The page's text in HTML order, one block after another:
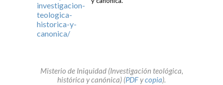
Misterio de Iniquidad (Investigación teológica,
histórica y canónica) (PDFycopia).